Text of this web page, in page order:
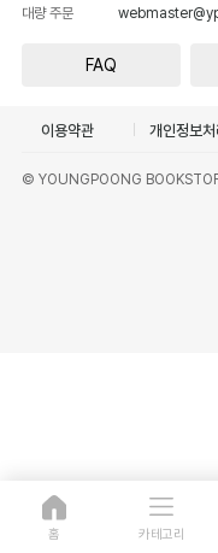
대량 주문
FAQ
이용약관 개인정보
© YOUNGPOONG
홈 카테고리